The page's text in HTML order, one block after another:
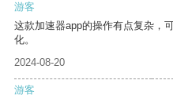
游客
这款加速器app的操作有点复杂，
化。
2024-08-20
游客